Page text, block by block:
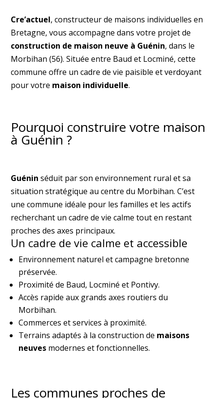
Cre’actuel, constructeur de maisons individuelles en
Bretagne, vous accompagne dans votre projet de
construction de maison neuve à Guénin, dans le
Morbihan (56). Située entre Baud et Locminé, cette
commune offre un cadre de vie paisible et verdoyant
pour votre maison individuelle.
Pourquoi construire votre maison
à Guénin ?
Guénin séduit par son environnement rural et sa
situation stratégique au centre du Morbihan. C’est
une commune idéale pour les familles et les actifs
recherchant un cadre de vie calme tout en restant
proches des axes principaux.
Un cadre de vie calme et accessible
Environnement naturel et campagne bretonne
préservée.
Proximité de Baud, Locminé et Pontivy.
Accès rapide aux grands axes routiers du
Morbihan.
Commerces et services à proximité.
Terrains adaptés à la construction de maisons
neuves modernes et fonctionnelles.
Les communes proches de